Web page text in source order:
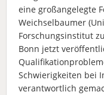
eine großangelegte
Weichselbaumer
Forschungsinstitut
Bonn jetzt
Schwierigkeiten bei
verantwortlich